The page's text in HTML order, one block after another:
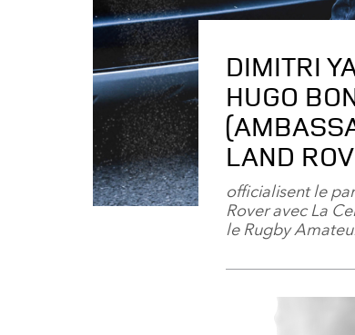
DIMITRI
HUGO
LAND
officialisent le
Rover avec La
le Rugby